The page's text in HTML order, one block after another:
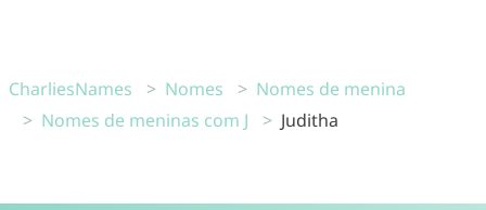
CharliesNames Nomes
Nomes de menina
Nomes de meninas com J
Juditha